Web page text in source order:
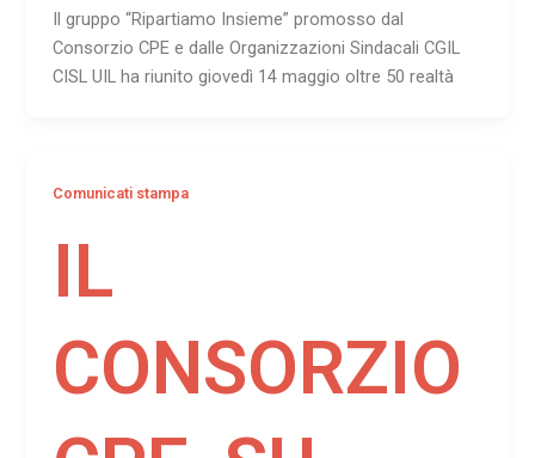
Il gruppo “Ripartiamo Insieme” promosso dal
Consorzio CPE e dalle Organizzazioni Sindacali CGIL
CISL UIL ha riunito giovedì 14 maggio oltre 50 realtà
Comunicati stampa
IL
CONSORZIO